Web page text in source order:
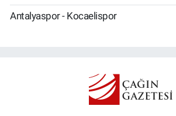
Antalyaspor - Kocaelispor